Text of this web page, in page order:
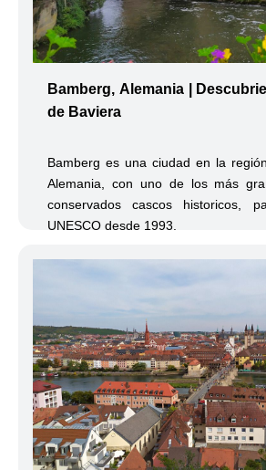
Bamberg, Alemania |
de Baviera
Bamberg es una ciudad en la
Alemania, con uno de los más
conservados cascos historicos,
UNESCO desde 1993.